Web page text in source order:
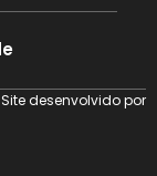
desenvolvido por